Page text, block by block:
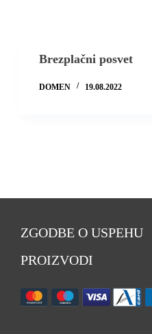
Brezplačni posvet
DOMEN 19.08.2022
ZGODBE O USPEHU
PROIZVODI